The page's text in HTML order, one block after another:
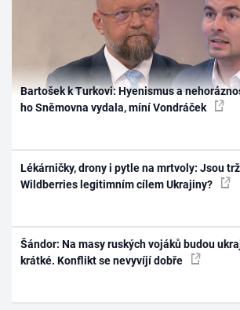
Bartošek k Turkovi: Hyenismus a
ho Sněmovna vydala, míní Vondráček
Lékárničky, drony i pytle na mrtvoly: Jsou
Wildberries legitimním cílem Ukrajiny?
Šándor: Na masy ruských vojáků budou
krátké. Konflikt se nevyvíjí dobře